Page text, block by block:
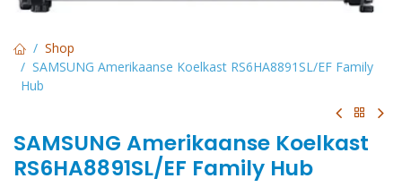
Shop
SAMSUNG Amerikaanse Koelkast RS6HA8891SL/EF Family
Hub
SAMSUNG Amerikaanse Koelkast
RS6HA8891SL/EF Family Hub